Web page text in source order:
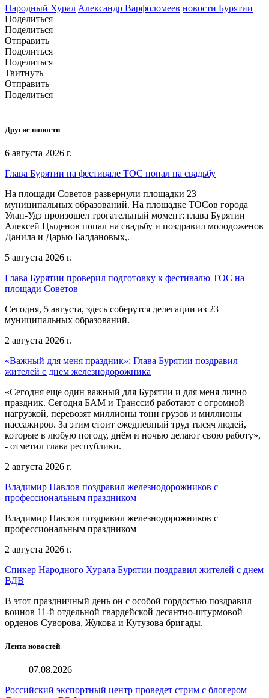
Народный Хурал Александр Варфоломеев новости Бурятии
Поделиться
Поделиться
Отправить
Поделиться
Поделиться
Твитнуть
Отправить
Поделиться
Другие новости
6 августа 2026 г.
Глава Бурятии на фестивале ТОС попал на свадьбу
На площади Советов развернули площадки 23
муниципальных образований. На площадке ТОСов города
Улан-Удэ произошел трогательный момент: глава Бурятии
Алексей Цыденов попал на свадьбу и поздравил молодоженов
Данила и Дарью Балдановых,.
5 августа 2026 г.
Глава Бурятии проверил подготовку к фестивалю ТОС на
площади Советов
Сегодня, 5 августа, здесь соберутся делегации из 23
муниципальных образований.
2 августа 2026 г.
«Важный для меня праздник»: Глава Бурятии поздравил
жителей с днем железнодорожника
«Сегодня еще один важный для Бурятии и для меня лично
праздник. Сегодня БАМ и Транссиб работают с огромной
нагрузкой, перевозят миллионы тонн грузов и миллионы
пассажиров. За этим стоит ежедневный труд тысяч людей,
которые в любую погоду, днём и ночью делают свою работу»,
- отметил глава республики.
2 августа 2026 г.
Владимир Павлов поздравил железнодорожников с
профессиональным праздником
Владимир Павлов поздравил железнодорожников с
профессиональным праздником
2 августа 2026 г.
Спикер Народного Хурала Бурятии поздравил жителей с днем
ВДВ
В этот праздничный день он с особой гордостью поздравил
воинов 11-й отдельной гвардейской десантно-штурмовой
орденов Суворова, Жукова и Кутузова бригады.
Лента новостей
07.08.2026
Российский экспортный центр проведет стрим с блогером